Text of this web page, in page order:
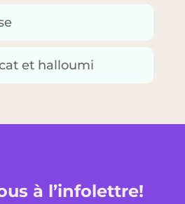
et halloumi
à l’infolettre!